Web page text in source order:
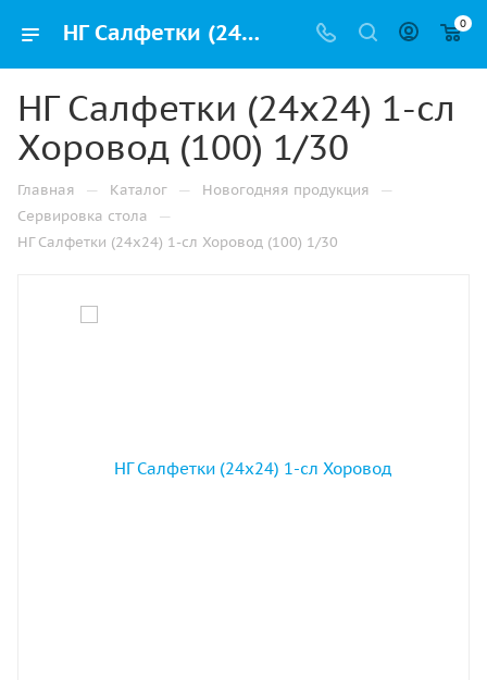
НГ Салфетки (24х24) 1-сл Хоровод (100) 1/30 купить оптом и в розницу в Казани с доставкой недорого 0
НГ Салфетки (24х24) 1-сл
Хоровод (100) 1/30
Главная — Каталог — Новогодняя продукция —
Сервировка стола —
НГ Салфетки (24х24) 1-сл Хоровод (100) 1/30